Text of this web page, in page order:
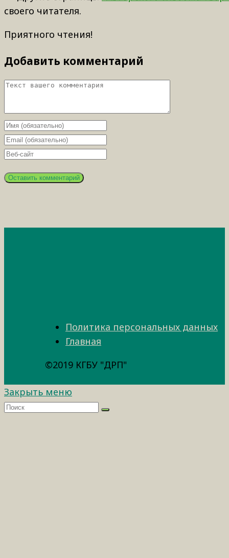
своего читателя.
Приятного чтения!
Добавить комментарий
Политика персональных данных
Главная
©2019 КГБУ "ДРП"
Закрыть меню